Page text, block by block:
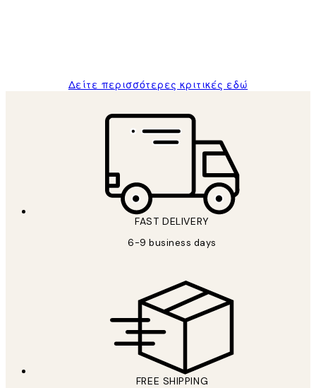
Δείτε περισσότερες κριτικές εδώ
FAST DELIVERY
6-9 business days
FREE SHIPPING